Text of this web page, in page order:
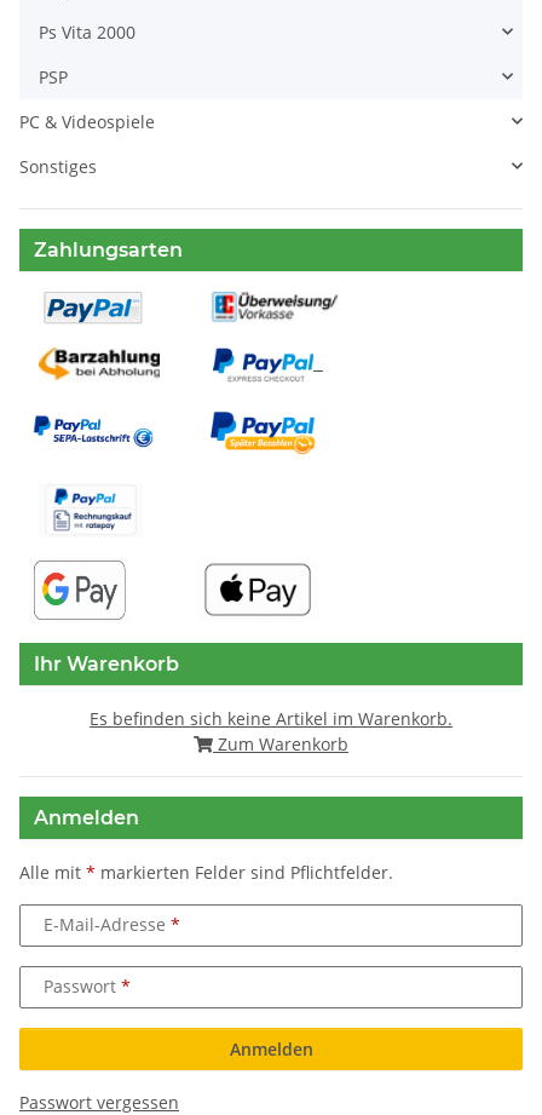
Ps Vita 2000
PSP
PC & Videospiele
Sonstiges
Zahlungsarten
Ihr Warenkorb
Es befinden sich keine Artikel im Warenkorb.
Zum Warenkorb
Anmelden
Alle mit * markierten Felder sind Pflichtfelder.
E-Mail-Adresse
Passwort
Anmelden
Passwort vergessen